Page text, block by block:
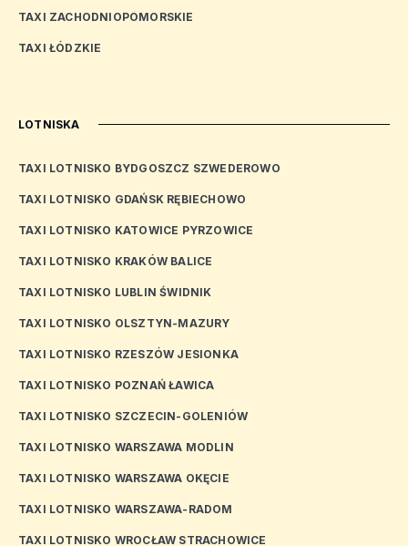
TAXI ZACHODNIOPOMORSKIE
TAXI ŁÓDZKIE
LOTNISKA
TAXI LOTNISKO BYDGOSZCZ SZWEDEROWO
TAXI LOTNISKO GDAŃSK RĘBIECHOWO
TAXI LOTNISKO KATOWICE PYRZOWICE
TAXI LOTNISKO KRAKÓW BALICE
TAXI LOTNISKO LUBLIN ŚWIDNIK
TAXI LOTNISKO OLSZTYN-MAZURY
TAXI LOTNISKO RZESZÓW JESIONKA
TAXI LOTNISKO POZNAŃ ŁAWICA
TAXI LOTNISKO SZCZECIN-GOLENIÓW
TAXI LOTNISKO WARSZAWA MODLIN
TAXI LOTNISKO WARSZAWA OKĘCIE
TAXI LOTNISKO WARSZAWA-RADOM
TAXI LOTNISKO WROCŁAW STRACHOWICE